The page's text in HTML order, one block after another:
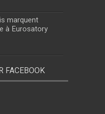
marquent
à Eurosatory
FACEBOOK